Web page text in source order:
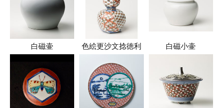
白磁壷 色絵更沙文捻徳利 白磁小壷